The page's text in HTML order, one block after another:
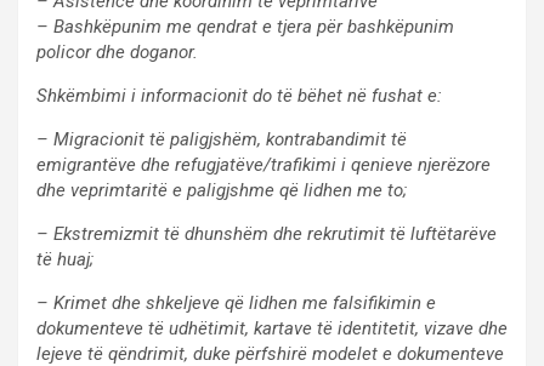
– Bashkëpunim me qendrat e tjera për bashkëpunim
policor dhe doganor.
Shkëmbimi i informacionit do të bëhet në fushat e:
– Migracionit të paligjshëm, kontrabandimit të
emigrantëve dhe refugjatëve/trafikimi i qenieve njerëzore
dhe veprimtaritë e paligjshme që lidhen me to;
– Ekstremizmit të dhunshëm dhe rekrutimit të luftëtarëve
të huaj;
– Krimet dhe shkeljeve që lidhen me falsifikimin e
dokumenteve të udhëtimit, kartave të identitetit, vizave dhe
lejeve të qëndrimit, duke përfshirë modelet e dokumenteve